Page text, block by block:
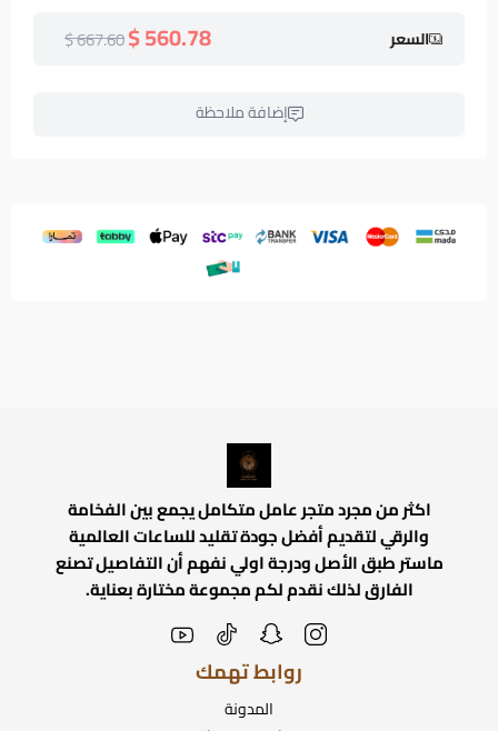
السعر 560.78 $
667.60 $
إضافة ملاحظة
اكثر من مجرد متجر عامل متكامل يجمع بين الفخامة
والرقي لتقديم أفضل جودة تقليد للساعات العالمية
ماستر طبق الأصل ودرجة اولي نفهم أن التفاصيل تصنع
الفارق لذلك نقدم لكم مجموعة مختارة بعناية.
روابط تهمك
المدونة